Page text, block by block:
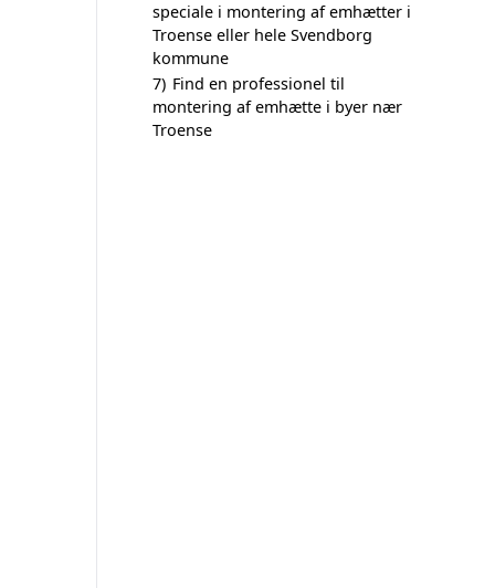
speciale i montering af emhætter i
Troense eller hele Svendborg
kommune
7) Find en professionel til
montering af emhætte i byer nær
Troense